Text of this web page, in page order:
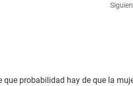
probabilidad hay de que la